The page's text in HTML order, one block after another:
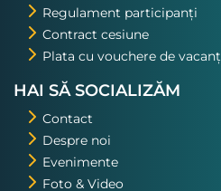
Regulament participanți
Contract cesiune
Plata cu vouchere de
HAI SĂ SOCIALIZĂM
Contact
Despre noi
Evenimente
Foto & Video